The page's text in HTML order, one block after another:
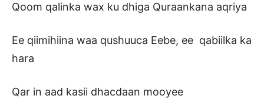
Qoom qalinka wax ku dhiga Quraankana aqriya
Ee qiimihiina waa qushuuca Eebe, ee qabiilka ka
hara
Qar in aad kasii dhacdaan mooyee